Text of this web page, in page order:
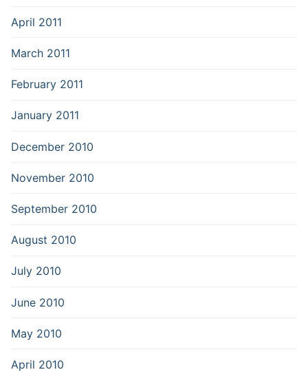
April 2011
March 2011
February 2011
January 2011
December 2010
November 2010
September 2010
August 2010
July 2010
June 2010
May 2010
April 2010